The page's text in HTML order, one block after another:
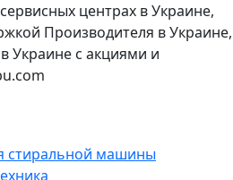
центрах в Украине,
Производителя в Украине,
Украине с акциями и
стиральной машины